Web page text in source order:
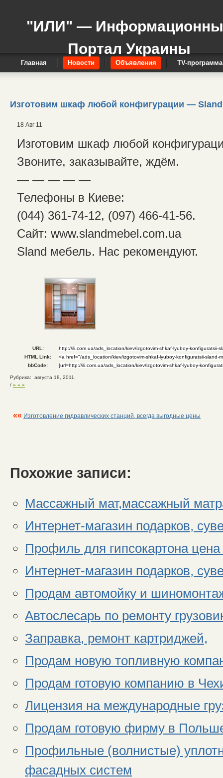
"ИЛИ" —
Портал Украины
Главная Новости Объявления TV-программа
Изготовим шкаф любой конфигурации —
18 Авг 11
Изготовим шкаф любой
Звоните, заказывайте, ждём.
— — — — —
Телефоны в Киеве:
(044) 361-74-12, (097) 466-41-56.
Сайт: www.slandmebel.com.ua
Sland мебель. Нас рекомендуют.
URL:
HTML Link:
bbCode:
Рубрика: августа 18, 2011.
/ » » »
«« Изготовление гидравлических станций, всегда выгодные цены
Похожие записи:
Массажный мат,массажный
Интернет-магазин подарков,
Профиль для гипсокартона
Интернет-магазин подарков,
Продам автомойку и
Автослесарь по ремонту
Заправка, ремонт картриджей,
Продам новую топливную
Продам готовую компанию в
Лицензия на международные
Продам готовую фирму в
Профильные (волнистые)
фасадных систем